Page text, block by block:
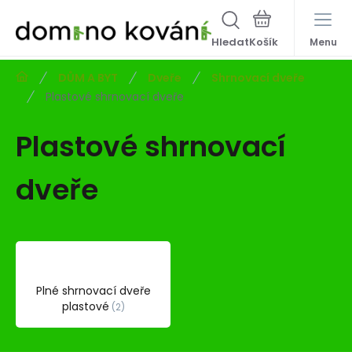
Hledat Menu
DŮM A BYT Dveře
Shrnovací dveře
Plastové shrnovací dveře
Plastové shrnovací
dveře
Plné shrnovací dveře
plastové 2